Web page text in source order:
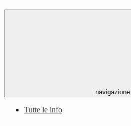
navigazione
Tutte le info